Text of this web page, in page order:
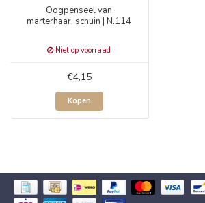
Oogpenseel van
marterhaar, schuin | N.114
Niet op voorraad
€4,15
Kopen